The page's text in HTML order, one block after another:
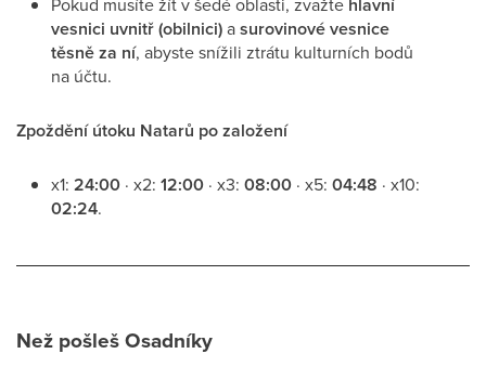
vesnici uvnitř (obilnici)asurovinové vesnice
těsně za ní, abyste snížili ztrátu kulturních bodů
na účtu.
Zpoždění útoku Natarů po založení
x1: 24:00 · x2: 12:00 · x3: 08:00 · x5: 04:48 · x10:
02:24.
Než pošleš Osadníky